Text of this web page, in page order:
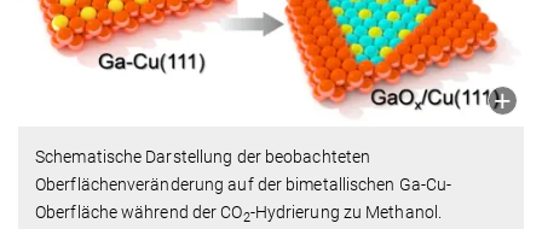
Schematische Darstellung der beobachteten
Oberflächenveränderung auf der bimetallischen Ga-Cu-
Oberfläche während der CO2-Hydrierung zu Methanol.